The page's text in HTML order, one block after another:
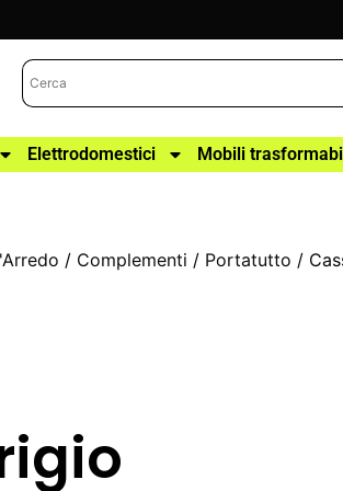
Elettrodomestici Mobili
/ Complementi / Portatutto /